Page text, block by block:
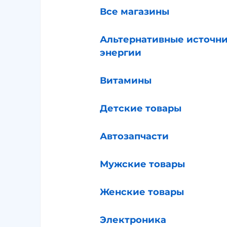
Все магазины
Альтернативные
энергии
Витамины
Детские товары
Автозапчасти
Мужские товары
Женские товары
Электроника